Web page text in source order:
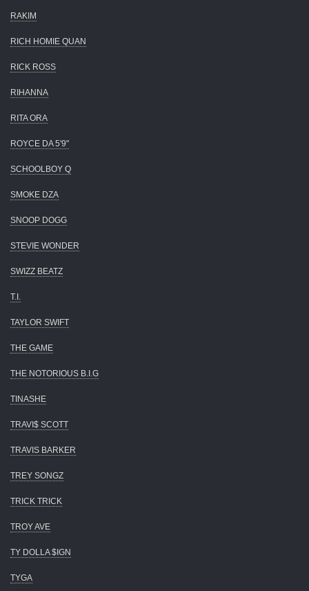
RAKIM
RICH HOMIE QUAN
RICK ROSS
RIHANNA
RITA ORA
ROYCE DA 5'9"
SCHOOLBOY Q
SMOKE DZA
SNOOP DOGG
STEVIE WONDER
SWIZZ BEATZ
T.I.
TAYLOR SWIFT
THE GAME
THE NOTORIOUS B.I.G
TINASHE
TRAVI$ SCOTT
TRAVIS BARKER
TREY SONGZ
TRICK TRICK
TROY AVE
TY DOLLA $IGN
TYGA